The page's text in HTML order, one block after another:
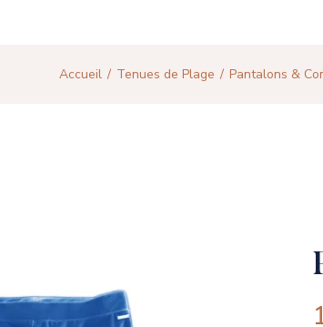
Accueil Tenues de Plage Pantalons &